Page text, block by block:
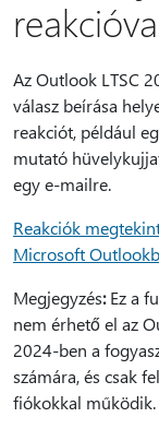
Az Outlook LTSC
válasz beírása
reakciót, például
mutató
egy e-mailre.
Reakciók
Microsoft
Megjegyzés:Ez a
nem érhető el az
2024-ben a
számára, és csak
fiókokkal működik.